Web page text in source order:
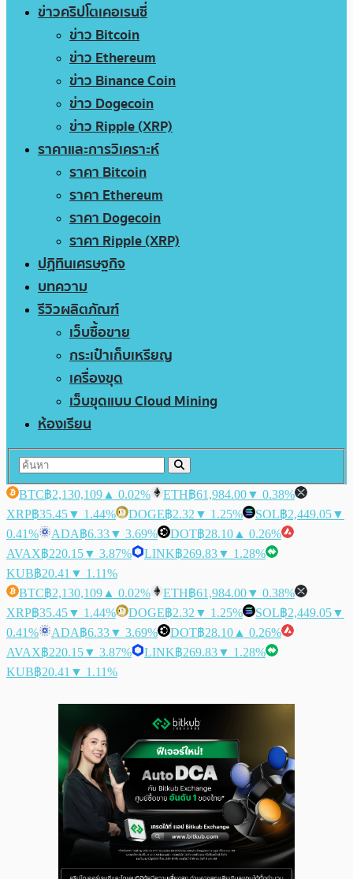
ข่าวคริปโตเคอเรนซี่
ข่าว Bitcoin
ข่าว Ethereum
ข่าว Binance Coin
ข่าว Dogecoin
ข่าว Ripple (XRP)
ราคาและการวิเคราะห์
ราคา Bitcoin
ราคา Ethereum
ราคา Dogecoin
ราคา Ripple (XRP)
ปฏิทินเศรษฐกิจ
บทความ
รีวิวผลิตภัณฑ์
เว็บซื้อขาย
กระเป๋าเก็บเหรียญ
เครื่องขุด
เว็บขุดแบบ Cloud Mining
ห้องเรียน
BTC฿2,130,109 ▲ 0.02% ETH฿61,984.00▼ 0.38%
XRP฿35.45▼ 1.44% DOGE฿2.32 ▼ 1.25% SOL฿2,449.05▼
0.41%
ADA฿6.33▼ 3.69% DOT฿28.10 ▲ 0.26%
AVAX฿220.15▼ 3.87% LINK฿269.83▼ 1.28%
KUB฿20.41 ▼ 1.11%
BTC฿2,130,109 ▲ 0.02% ETH฿61,984.00▼ 0.38%
XRP฿35.45▼ 1.44% DOGE฿2.32 ▼ 1.25% SOL฿2,449.05▼
0.41%
ADA฿6.33▼ 3.69% DOT฿28.10 ▲ 0.26%
AVAX฿220.15▼ 3.87% LINK฿269.83▼ 1.28%
KUB฿20.41 ▼ 1.11%